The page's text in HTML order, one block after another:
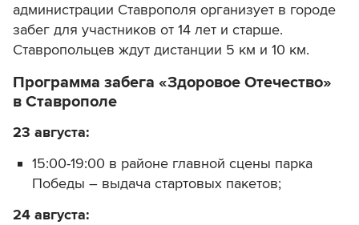
администрации Ставрополя организует в городе
забег для участников от 14 лет и старше.
Ставропольцев ждут дистанции 5 км и 10 км.
Программа забега «Здоровое Отечество»
в Ставрополе
23 августа:
15:00-19:00 в районе главной сцены парка
Победы – выдача стартовых пакетов;
24 августа: